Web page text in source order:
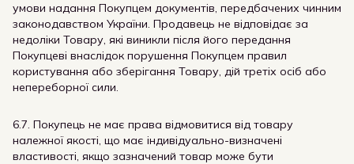
умови надання Покупцем документів, передбачених чинним
законодавством України. Продавець не відповідає за
недоліки Товару, які виникли після його передання
Покупцеві внаслідок порушення Покупцем правил
користування або зберігання Товару, дій третіх осіб або
непереборної сили.
6.7. Покупець не має права відмовитися від товару
належної якості, що має індивідуально-визначені
властивості, якщо зазначений товар може бути